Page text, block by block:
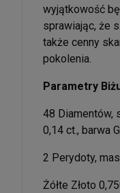
wyjątkowość
sprawiając, że
także cenny
pokolenia.
Parametry
48 Diamentów,
0,14 ct., barwa
2 Perydoty,
Żółte Złoto